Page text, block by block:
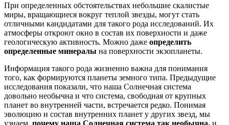
При определенных обстоятельствах небольшие скалистые
миры, вращающиеся вокруг теплой звезды, могут стать
отличными кандидатами для такого рода исследований. Их
атмосферы откроют окно в состав их поверхности и даже
геологическую активность. Можно даже определить
определенные минералы на поверхности экзопланеты.
Информация такого рода жизненно важна для понимания
того, как формируются планеты земного типа. Предыдущие
исследования показали, что наша Солнечная система
довольно необычна и что система, свободная от крупных
планет во внутренней части, встречается редко. Понимая
эволюцию и состав внутренних планет у других звезд, мы
узнаем, почему наша Солнечная система так необычна, и,